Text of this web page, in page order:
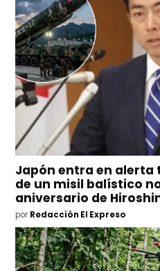
Japón entra en alerta
de un misil balístico
aniversario de
por Redacción El Expreso